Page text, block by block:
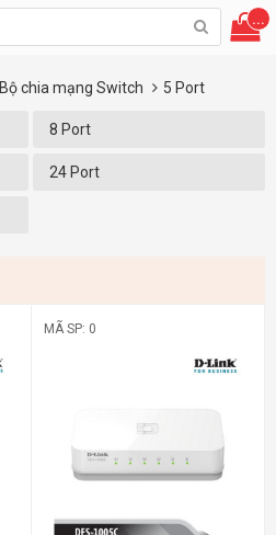
...
Bộ chia mạng Switch 5 Port
8 Port
24 Port
MÃ SP: 0